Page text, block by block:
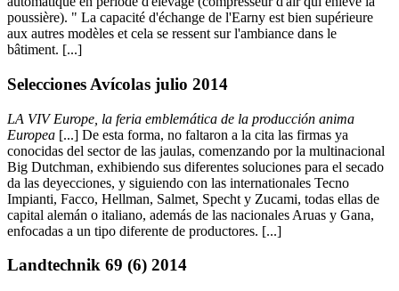
poussière). " La capacité d'échange de l'Earny est bien supérieure
aux autres modèles et cela se ressent sur l'ambiance dans le
bâtiment. [...]
Selecciones Avícolas julio 2014
LA VIV Europe, la feria emblemática de la producción anima
Europea [...] De esta forma, no faltaron a la cita las firmas ya
conocidas del sector de las jaulas, comenzando por la multinacional
Big Dutchman, exhibiendo sus diferentes soluciones para el secado
da las deyecciones, y siguiendo con las internationales Tecno
Impianti, Facco, Hellman, Salmet, Specht y Zucami, todas ellas de
capital alemán o italiano, además de las nacionales Aruas y Gana,
enfocadas a un tipo diferente de productores. [...]
Landtechnik 69 (6) 2014